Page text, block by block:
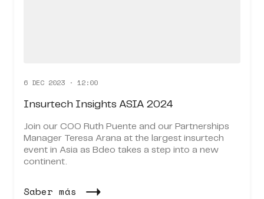
6 DEC 2023 · 12:00
Insurtech Insights ASIA 2024
Join our COO Ruth Puente and our Partnerships
Manager Teresa Arana at the largest insurtech
event in Asia as Bdeo takes a step into a new
continent.
Saber más